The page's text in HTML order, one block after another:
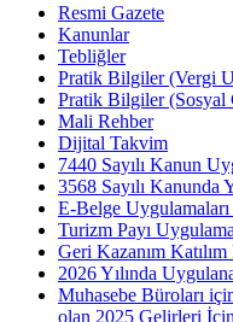
Resmi Gazete
Kanunlar
Tebliğler
Pratik Bilgiler (Vergi
Pratik Bilgiler (Sosyal
Mali Rehber
Dijital Takvim
7440 Sayılı Kanun
3568 Sayılı
E-Belge
Turizm Payı
Geri Kazanım
2026 Yılında
Muhasebe Büroları
olan 2025 Gelirleri